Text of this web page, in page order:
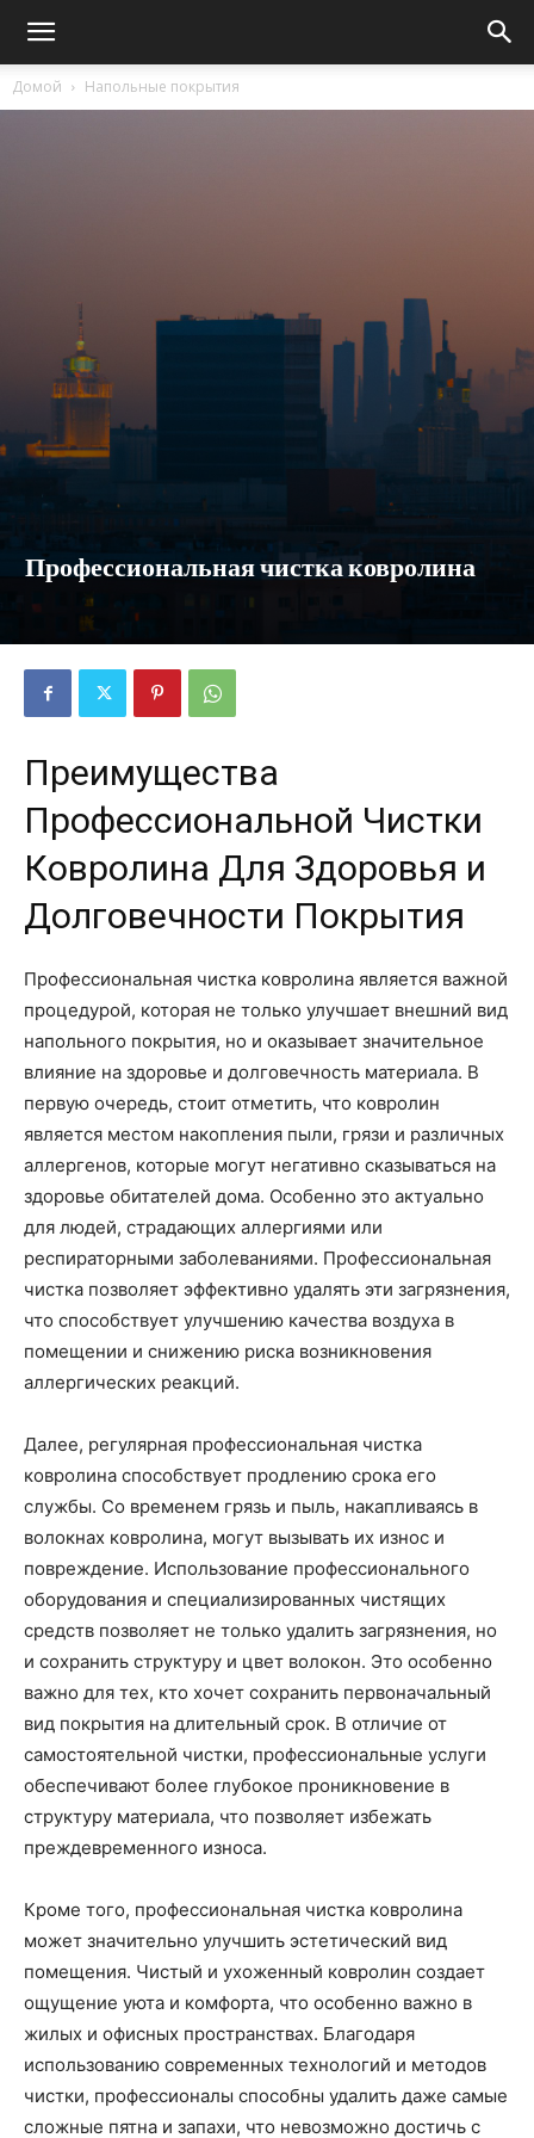
Домой Напольные покрытия
Профессиональная чистка ковролина
Преимущества
Профессиональной Чистки
Ковролина Для Здоровья и
Долговечности Покрытия
Профессиональная чистка ковролина является важной
процедурой, которая не только улучшает внешний вид
напольного покрытия, но и оказывает значительное
влияние на здоровье и долговечность материала. В
первую очередь, стоит отметить, что ковролин
является местом накопления пыли, грязи и различных
аллергенов, которые могут негативно сказываться на
здоровье обитателей дома. Особенно это актуально
для людей, страдающих аллергиями или
респираторными заболеваниями. Профессиональная
чистка позволяет эффективно удалять эти загрязнения,
что способствует улучшению качества воздуха в
помещении и снижению риска возникновения
аллергических реакций.
Далее, регулярная профессиональная чистка
ковролина способствует продлению срока его
службы. Со временем грязь и пыль, накапливаясь в
волокнах ковролина, могут вызывать их износ и
повреждение. Использование профессионального
оборудования и специализированных чистящих
средств позволяет не только удалить загрязнения, но
и сохранить структуру и цвет волокон. Это особенно
важно для тех, кто хочет сохранить первоначальный
вид покрытия на длительный срок. В отличие от
самостоятельной чистки, профессиональные услуги
обеспечивают более глубокое проникновение в
структуру материала, что позволяет избежать
преждевременного износа.
Кроме того, профессиональная чистка ковролина
может значительно улучшить эстетический вид
помещения. Чистый и ухоженный ковролин создает
ощущение уюта и комфорта, что особенно важно в
жилых и офисных пространствах. Благодаря
использованию современных технологий и методов
чистки, профессионалы способны удалить даже самые
сложные пятна и запахи, что невозможно достичь с